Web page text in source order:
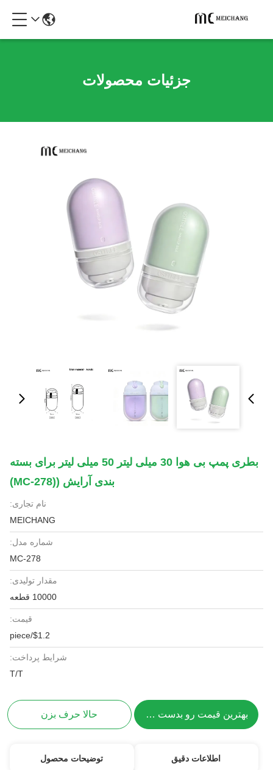
جزئیات محصولات
بطری پمپ بی هوا 30 میلی لیتر 50 میلی لیتر برای بسته
بندی آرایش ((MC-278)
نام تجاری:
MEICHANG
شماره مدل:
MC-278
مقدار تولیدی:
10000 قطعه
قیمت:
$1.2/piece
شرایط پرداخت:
T/T
بهترین قیمت رو بدست بیار حالا حرف بزن
اطلاعات دقیق توضیحات محصول